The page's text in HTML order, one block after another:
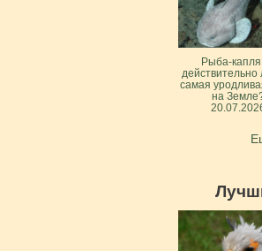
Рыба-
действительно
самая
на